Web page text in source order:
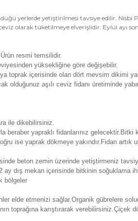
yerlerde yetiştirilmesi tavsiye edilir.
olarak tüketilmeye elverişlidir. Eylül ayı
resmi temsilidir.
yüksekliğine göre değişebilir.
toprak içerisinde olan dört mevsim dikimi
olduğunuz aşılı ceviz fidanı üretiminde
ile dikebilirsiniz.
beraber yapraklı fidanlarınız gelecektir.Bitki
ise yaprak dökmeye yakındır.Fidan
beton zemin üzerinde yetiştirmeniz
dış mekan içerisinde bitkinin soğuklama
bölgeler
elde etmenizi sağlar.Organik gübrelere
toprağına karıştırarak verebilirsiniz.Çiçek